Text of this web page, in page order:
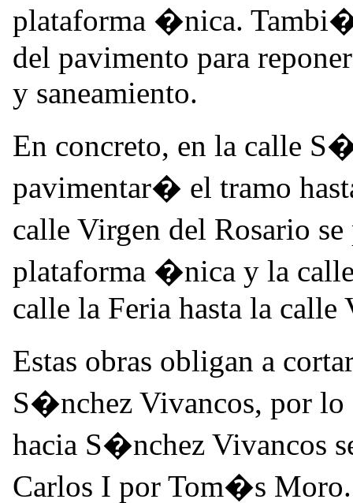
plataforma �nica.
del pavimento para
y saneamiento.
En concreto, en la calle
pavimentar� el tramo
calle Virgen del Rosario
plataforma �nica y la
calle la Feria hasta la
Estas obras obligan a
S�nchez Vivancos, por lo
hacia S�nchez Vivancos
Carlos I por Tom�s Moro.